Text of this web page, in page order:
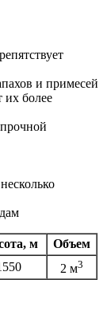
и примесей
их более
м
Объем
2 м3